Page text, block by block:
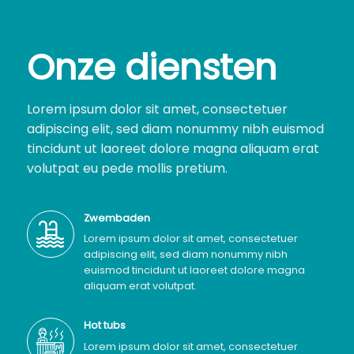
Onze diensten
Lorem ipsum dolor sit amet, consectetuer
adipiscing elit, sed diam nonummy nibh euismod
tincidunt ut laoreet dolore magna aliquam erat
volutpat eu pede mollis pretium.
Zwembaden
Lorem ipsum dolor sit amet, consectetuer
adipiscing elit, sed diam nonummy nibh
euismod tincidunt ut laoreet dolore magna
aliquam erat volutpat.
Hot tubs
Lorem ipsum dolor sit amet, consectetuer